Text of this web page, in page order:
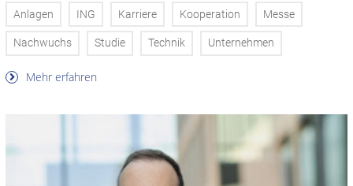
Anlagen ING Karriere Kooperation Messe
Nachwuchs Studie Technik Unternehmen
Mehr erfahren